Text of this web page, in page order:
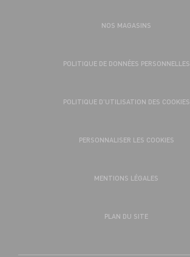
NOS MAGASINS
POLITIQUE DE DONNÉES PERSONNELLES
POLITIQUE D’UTILISATION DES COOKIES
PERSONNALISER LES COOKIES
MENTIONS LÉGALES
PLAN DU SITE